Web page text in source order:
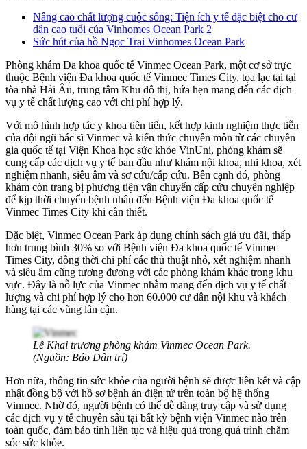
Nâng cao chất lượng cuộc sống: Tiện ích y tế đặc biệt cho cư
dân cao tuổi của Vinhomes Ocean Park 2
Sức hút của hồ Ngọc Trai Vinhomes Ocean Park
Phòng khám Đa khoa quốc tế Vinmec Ocean Park, một cơ sở trực
thuộc Bệnh viện Đa khoa quốc tế Vinmec Times City, tọa lạc tại tại
tòa nhà Hải Âu, trung tâm Khu đô thị, hứa hẹn mang đến các dịch
vụ y tế chất lượng cao với chi phí hợp lý.
Với mô hình hợp tác y khoa tiên tiến, kết hợp kinh nghiệm thực tiễn
của đội ngũ bác sĩ Vinmec và kiến thức chuyên môn từ các chuyên
gia quốc tế tại Viện Khoa học sức khỏe VinUni, phòng khám sẽ
cung cấp các dịch vụ y tế ban đầu như khám nội khoa, nhi khoa, xét
nghiệm nhanh, siêu âm và sơ cứu/cấp cứu. Bên cạnh đó, phòng
khám còn trang bị phương tiện vận chuyển cấp cứu chuyên nghiệp
để kịp thời chuyển bệnh nhân đến Bệnh viện Đa khoa quốc tế
Vinmec Times City khi cần thiết.
Đặc biệt, Vinmec Ocean Park áp dụng chính sách giá ưu đãi, thấp
hơn trung bình 30% so với Bệnh viện Đa khoa quốc tế Vinmec
Times City, đồng thời chi phí các thủ thuật nhỏ, xét nghiệm nhanh
và siêu âm cũng tương đương với các phòng khám khác trong khu
vực. Đây là nỗ lực của Vinmec nhằm mang đến dịch vụ y tế chất
lượng và chi phí hợp lý cho hơn 60.000 cư dân nội khu và khách
hàng tại các vùng lân cận.
Lễ Khai trương phòng khám Vinmec Ocean Park.
(Nguồn: Báo Dân trí)
Hơn nữa, thông tin sức khỏe của người bệnh sẽ được liên kết và cập
nhật đồng bộ với hồ sơ bệnh án điện tử trên toàn bộ hệ thống
Vinmec. Nhờ đó, người bệnh có thể dễ dàng truy cập và sử dụng
các dịch vụ y tế chuyên sâu tại bất kỳ bệnh viện Vinmec nào trên
toàn quốc, đảm bảo tính liên tục và hiệu quả trong quá trình chăm
sóc sức khỏe.